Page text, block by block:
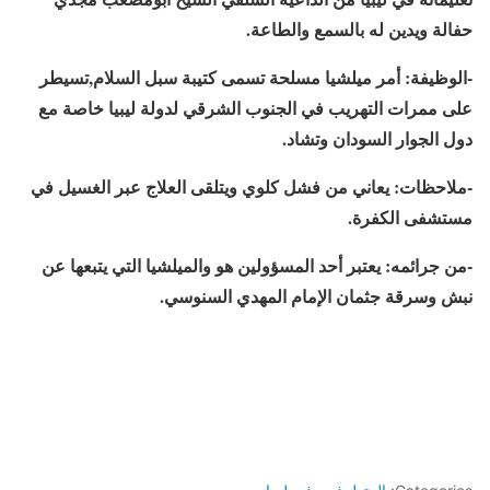
حفالة ويدين له بالسمع والطاعة.
-الوظيفة: أمر ميلشيا مسلحة تسمى كتيبة سبل السلام,تسيطر
على ممرات التهريب في الجنوب الشرقي لدولة ليبيا خاصة مع
دول الجوار السودان وتشاد.
-ملاحظات: يعاني من فشل كلوي ويتلقى العلاج عبر الغسيل في
مستشفى الكفرة.
-من جرائمه: يعتبر أحد المسؤولين هو والميلشيا التي يتبعها عن
نبش وسرقة جثمان الإمام المهدي السنوسي.